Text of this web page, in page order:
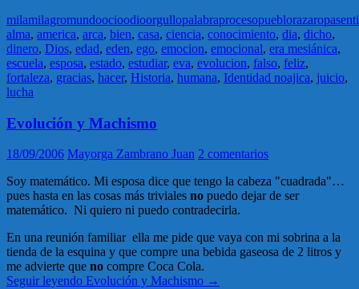
milamilagromundoocioodioorgullopalabraprocesopueblorazaropa
alma, america, arca, bien, casa, ciencia, conocimiento, dia, dicho,
dinero, Dios, edad, eden, ego, emocion, emocional, era mesiánica,
escuela, esposa, estado, estudiar, eva, evolucion, falso, feliz,
fortaleza, gracias, hacer, Historia, humana, Identidad noajica, juicio,
lucha
Evolución y Machismo
18/09/2006 Mayorga Zambrano Juan 2 comentarios
Soy matemático. Mi esposa dice que tengo la cabeza "cuadrada"…
pues hasta en las cosas más triviales no puedo dejar de ser
matemático. Ni quiero ni puedo contradecirla.
En una reunión familiar ella me pide que vaya con mi sobrina a la
tienda de la esquina y que compre una bebida gaseosa de 2 litros y
me advierte que no compre Coca Cola.
Seguir leyendo Evolución y Machismo →